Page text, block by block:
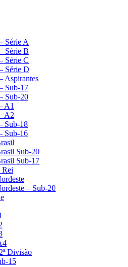
Série A
Série B
Série C
Série D
Aspirantes
Sub-17
Sub-20
A1
A2
Sub-18
Sub-16
Sub-20
Sub-17
Rei
– Sub-20
Divisão
15